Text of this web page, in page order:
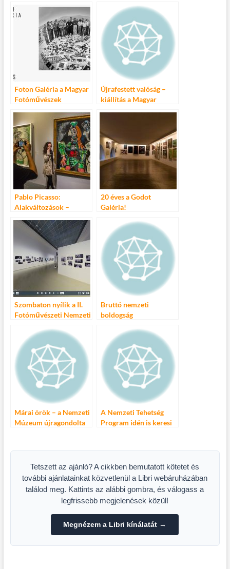
er
bl
r
es m
e
g
Foton Galéria a Magyar
Fotóművészek
kiállítóhelye
Újrafestett valóság –
kiállítás a Magyar
Pablo Picasso:
Alakváltozások –
Nemzeti Galériában
20 éves a Godot
Galéria!
Szombaton nyílik a II.
Fotóművészeti Nemzeti
Bruttó nemzeti
boldogság
Márai örök – a Nemzeti
Múzeum újragondolta
A Nemzeti Tehetség
Program idén is keresi
Tetszett az ajánló? A cikkben bemutatott kötetet és
további ajánlatainkat közvetlenül a Libri webáruházában
találod meg. Kattints az alábbi gombra, és válogass a
legfrissebb megjelenések közül!
Megnézem a Libri kínálatát →